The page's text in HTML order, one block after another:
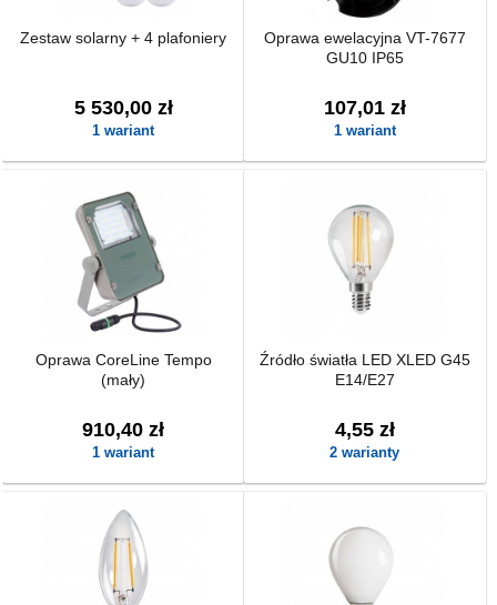
Zestaw solarny + 4 plafoniery
5 530,00 zł
1 wariant
Oprawa ewelacyjna VT-7677
GU10 IP65
107,01 zł
1 wariant
Oprawa CoreLine Tempo
(mały)
910,40 zł
1 wariant
Źródło światła LED XLED G45
E14/E27
4,55 zł
2 warianty